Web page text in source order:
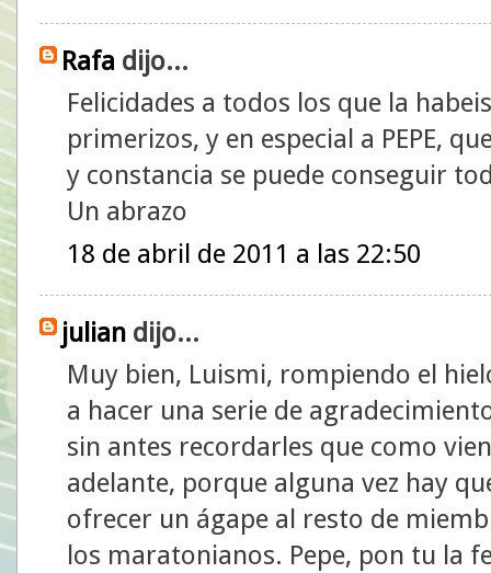
Rafa dijo...
Felicidades a todos los que la
primerizos, y en especial a PEPE,
y constancia se puede conseguir
Un abrazo
18 de abril de 2011 a las 22:50
julian dijo...
Muy bien, Luismi, rompiendo el
a hacer una serie de
sin antes recordarles que como
adelante, porque alguna vez hay
ofrecer un ágape al resto de
los maratonianos. Pepe, pon tu la